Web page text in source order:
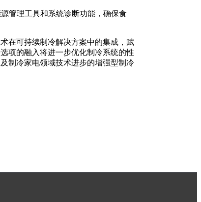
管理工具和系统诊断功能，确保食
在可持续制冷解决方案中的集成，赋
项的融入将进一步优化制冷系统的性
制冷家电领域技术进步的增强型制冷